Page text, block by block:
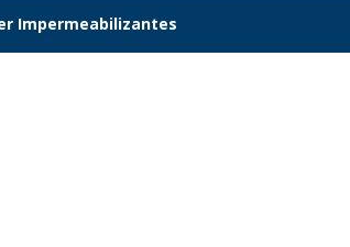
Impermeabilizantes